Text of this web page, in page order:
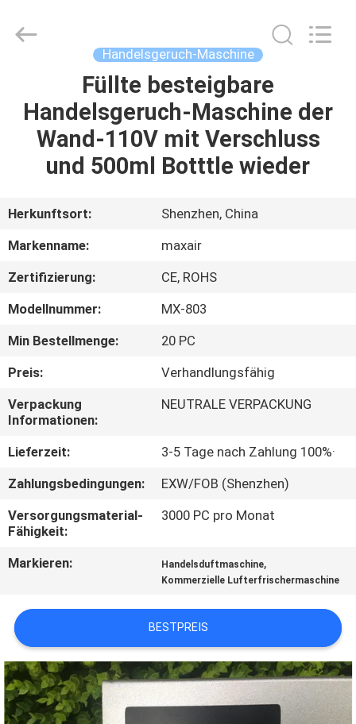
PRODUKTE
UNS
AUSFLUG
QUALITÄTSKONTROLLE
TRETEN
SIE
MIT
UNS
VERBINDUNG
SIE EIN
SHOPPING
ONLINE
Handelsgeruch-Maschine
Füllte besteigbare
Handelsgeruch-Maschine der
Wand-110V mit Verschluss
und 500ml Botttle wieder
Herkunftsort:
Shenzhen, China
Markenname:
maxair
Zertifizierung:
CE, ROHS
Modellnummer:
MX-803
Min Bestellmenge:
20 PC
Preis:
Verhandlungsfähig
Verpackung
Informationen:
NEUTRALE VERPACKUNG
Lieferzeit:
3-5 Tage nach Zahlung 100%·
Zahlungsbedingungen:
EXW/FOB (Shenzhen)
Versorgungsmaterial-
Fähigkeit:
3000 PC pro Monat
Markieren: Handelsduftmaschine,
Kommerzielle Lufterfrischermaschine
BESTPREIS